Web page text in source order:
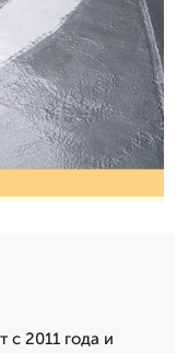
с 2011 года и